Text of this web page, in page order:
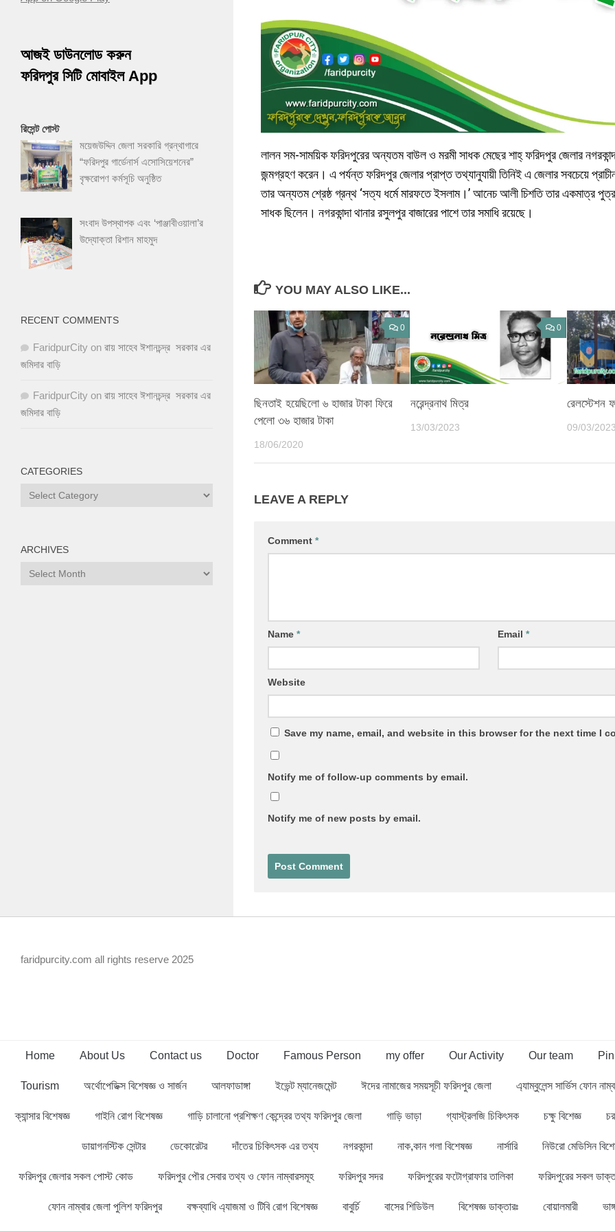
লালন সম-সাময়িক ফরিদপুরের অন্যতম বাউল ও মরমী সাধক মেছের শাহ্ ফরিদপুর জেলার
জন্মগ্রহণ করেন। এ পর্যন্ত ফরিদপুর জেলার প্রাপ্ত তথ্যানুযায়ী তিনিই এ জেলার সবচেয়ে
তার অন্যতম শ্রেষ্ঠ গ্রন্থ ‘সত্য ধর্মে মারফতে ইসলাম।’ আনেচ আলী চিশতি তার একমাত্র
সাধক ছিলেন। নগরকান্দা থানার রসুলপুর বাজারের পাশে তার সমাধি রয়েছে।
YOU MAY ALSO LIKE...
0
ছিনতাই হয়েছিলো ৬ হাজার টাকা ফিরে
পেলো ৩৬ হাজার টাকা
18/06/2020
0
নরেন্দ্রনাথ মিত্র
13/03/2023
রেলস্টেশন
09/03/2023
LEAVE A REPLY
Comment *
Name * Email *
Website
Save my name, email, and website in this browser for the next time I
Notify me of follow-up comments by email.
Notify me of new posts by email.
আজই ডাউনলোড করুন
ফরিদপুর সিটি মোবাইল App
রিসেন্ট পোস্ট
ময়েজউদ্দিন জেলা সরকারি গ্রন্থাগারে
“ফরিদপুর গার্ডেনার্স এসোসিয়েশনের”
বৃক্ষরোপণ কর্মসূচি অনুষ্ঠিত
সংবাদ উপস্থাপক এবং ‘পাঞ্জাবীওয়ালা’র
উদ্যোক্তা রিশান মাহমুদ
RECENT COMMENTS
FaridpurCity on রায় সাহেব ঈশানচন্দ্র সরকার এর
জমিদার বাড়ি
FaridpurCity on রায় সাহেব ঈশানচন্দ্র সরকার এর
জমিদার বাড়ি
CATEGORIES
ARCHIVES
faridpurcity.com all rights reserve 2025
Home About Us Contact us Doctor Famous Person my offer Our Activity Our team
Tourism অর্থোপেডিক্স বিশেষজ্ঞ ও সার্জন আলফাডাঙ্গা ইভেন্ট ম্যানেজমেন্ট ঈদের নামাজের সময়সূচী ফরিদপুর জেলা এ্যাম্বুলেন্স সার্ভিস ফোন
ক্যান্সার বিশেষজ্ঞ গাইনি রোগ বিশেষজ্ঞ গাড়ি চালানো প্রশিক্ষণ কেন্দ্রের তথ্য ফরিদপুর জেলা গাড়ি ভাড়া গ্যাস্ট্রলজি চিকিৎসক চক্ষু বিশেজ্ঞ
ডায়াগনস্টিক সেন্টার ডেকোরেটর দাঁতের চিকিৎসক এর তথ্য নগরকান্দা নাক,কান গলা বিশেষজ্ঞ নার্সারি নিউরো মেডিসিন
ফরিদপুর জেলার সকল পোস্ট কোড ফরিদপুর পৌর সেবার তথ্য ও ফোন নাম্বারসমূহ ফরিদপুর সদর ফরিদপুরের ফটোগ্রাফার তালিকা ফরিদপুরের সকল
ফোন নাম্বার জেলা পুলিশ ফরিদপুর বক্ষব্যাধি এ্যাজমা ও টিবি রোগ বিশেষজ্ঞ বাবুর্চি বাসের শিডিউল বিশেষজ্ঞ ডাক্তারঃ বোয়ালমারী